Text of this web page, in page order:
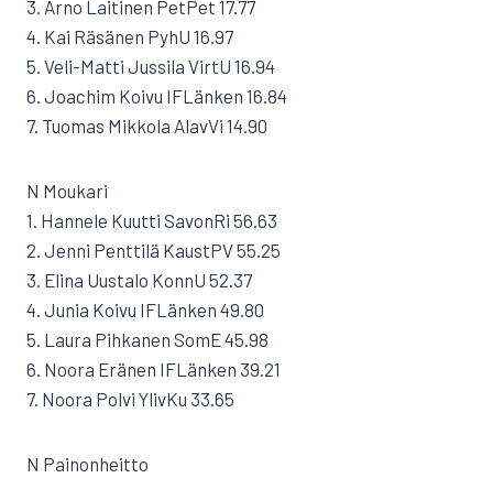
3. Arno Laitinen PetPet 17.77
4. Kai Räsänen PyhU 16.97
5. Veli-Matti Jussila VirtU 16.94
6. Joachim Koivu IFLänken 16.84
7. Tuomas Mikkola AlavVi 14.90
N Moukari
1. Hannele Kuutti SavonRi 56.63
2. Jenni Penttilä KaustPV 55.25
3. Elina Uustalo KonnU 52.37
4. Junia Koivu IFLänken 49.80
5. Laura Pihkanen SomE 45.98
6. Noora Eränen IFLänken 39.21
7. Noora Polvi YlivKu 33.65
N Painonheitto